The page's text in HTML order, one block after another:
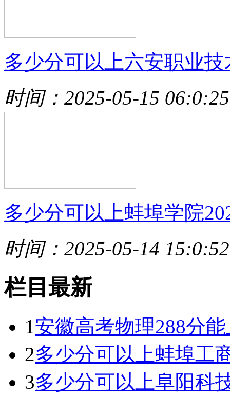
多少分可以上六安职业技
时间：2025-05-15 06:0:25
多少分可以上蚌埠学院
时间：2025-05-14 15:0:52
栏目最新
1安徽高考物理288分
2多少分可以上蚌埠工
3多少分可以上阜阳科